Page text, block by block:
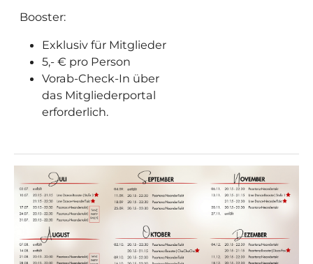
Booster:
Exklusiv für Mitglieder
5,- € pro Person
Vorab-Check-In über
das Mitgliederportal
erforderlich.